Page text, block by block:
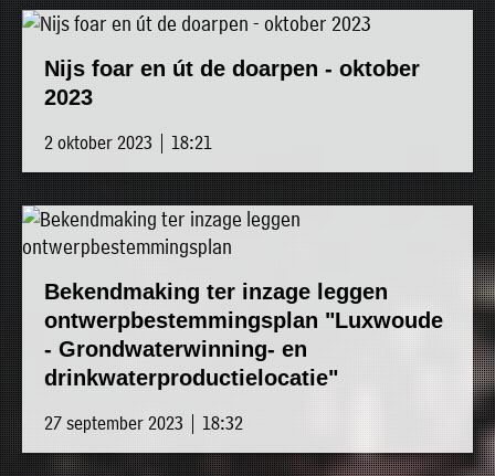
Nijs foar en út de doarpen - oktober
2023
2 oktober 2023 | 18:21
Bekendmaking ter inzage leggen
ontwerpbestemmingsplan "Luxwoude
- Grondwaterwinning- en
drinkwaterproductielocatie"
27 september 2023 | 18:32